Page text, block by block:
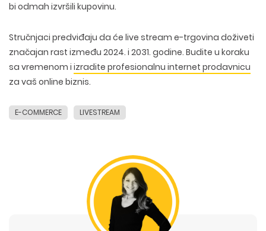
bi odmah izvršili kupovinu.
Stručnjaci predviđaju da će live stream e-trgovina doživeti
značajan rast između 2024. i 2031. godine. Budite u koraku
sa vremenom i izradite profesionalnu internet prodavnicu
za vaš online biznis.
E-COMMERCE LIVESTREAM